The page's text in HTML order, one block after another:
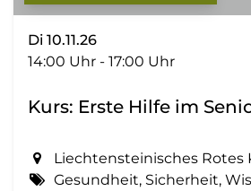
Di 10.11.26
14:00 Uhr - 17:00 Uhr
Kurs: Erste Hilfe im
Liechtensteinisches Rotes Kreuz,
Gesundheit, Sicherheit,